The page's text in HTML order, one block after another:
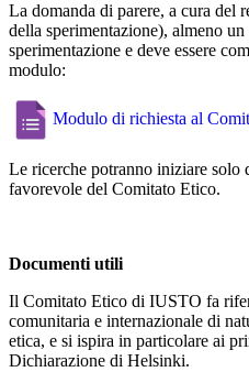
La domanda di parere, a cura del
della sperimentazione), almeno
sperimentazione e deve essere
modulo:
Modulo di richiesta al
Le ricerche potranno iniziare solo
favorevole del Comitato Etico.
Documenti utili
Il Comitato Etico di IUSTO fa
comunitaria e internazionale di
etica, e si ispira in particolare ai
Dichiarazione di Helsinki.